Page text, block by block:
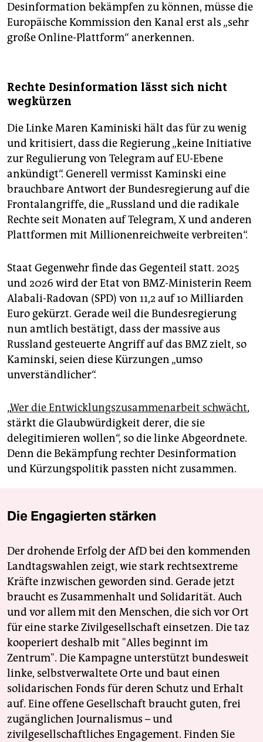
Desinformation bekämpfen zu können, müsse die
Europäische Kommission den Kanal erst als „sehr
große Online-Plattform“ anerkennen.
Rechte Desinformation lässt sich nicht
wegkürzen
Die Linke Maren Kaminiski hält das für zu wenig
und kritisiert, dass die Regierung „keine Initiative
zur Regulierung von Telegram auf EU-Ebene
ankündigt“. Generell vermisst Kaminski eine
brauchbare Antwort der Bundesregierung auf die
Frontalangriffe, die „Russland und die radikale
Rechte seit Monaten auf Telegram, X und anderen
Plattformen mit Millionenreichweite verbreiten“.
Staat Gegenwehr finde das Gegenteil statt. 2025
und 2026 wird der Etat von BMZ-Ministerin Reem
Alabali-Radovan (SPD) von 11,2 auf 10 Milliarden
Euro gekürzt. Gerade weil die Bundesregierung
nun amtlich bestätigt, dass der massive aus
Russland gesteuerte Angriff auf das BMZ zielt, so
Kaminski, seien diese Kürzungen „umso
unverständlicher“.
„Wer die Entwicklungszusammenarbeit schwächt,
stärkt die Glaubwürdigkeit derer, die sie
delegitimieren wollen“, so die linke Abgeordnete.
Denn die Bekämpfung rechter Desinformation
und Kürzungspolitik passten nicht zusammen.
Die Engagierten stärken
Der drohende Erfolg der AfD bei den kommenden
Landtagswahlen zeigt, wie stark rechtsextreme
Kräfte inzwischen geworden sind. Gerade jetzt
braucht es Zusammenhalt und Solidarität. Auch
und vor allem mit den Menschen, die sich vor Ort
für eine starke Zivilgesellschaft einsetzen. Die taz
kooperiert deshalb mit "Alles beginnt im
Zentrum". Die Kampagne unterstützt bundesweit
linke, selbstverwaltete Orte und baut einen
solidarischen Fonds für deren Schutz und Erhalt
auf. Eine offene Gesellschaft braucht guten, frei
zugänglichen Journalismus – und
zivilgesellschaftliches Engagement. Finden Sie